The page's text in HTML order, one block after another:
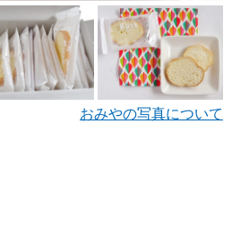
おみやの写真について